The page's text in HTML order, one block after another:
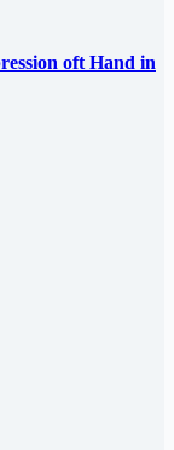
oft Hand in